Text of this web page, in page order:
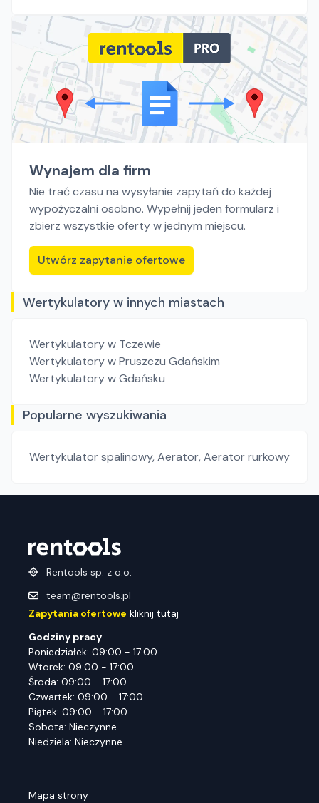
Wynajem dla firm
Nie trać czasu na wysyłanie zapytań do każdej
wypożyczalni osobno. Wypełnij jeden formularz i
zbierz wszystkie oferty w jednym miejscu.
Utwórz zapytanie ofertowe
Wertykulatory w innych miastach
Wertykulatoryw Tczewie
Wertykulatoryw Pruszczu Gdańskim
Wertykulatoryw Gdańsku
Popularne wyszukiwania
Wertykulator spalinowy,Aerator,Aerator rurkowy
Rentools sp. z o.o.
team@rentools.pl
Zapytania ofertowe kliknij tutaj
Godziny pracy
Poniedziałek: 09:00 - 17:00
Wtorek: 09:00 - 17:00
Środa: 09:00 - 17:00
Czwartek: 09:00 - 17:00
Piątek: 09:00 - 17:00
Sobota: Nieczynne
Niedziela: Nieczynne
Mapa strony